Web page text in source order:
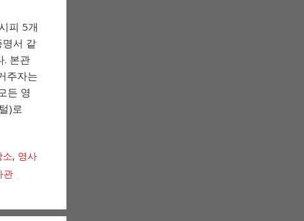
피 5개
서 같
. 본관
주자는
든 영
)로
소, 영사
관